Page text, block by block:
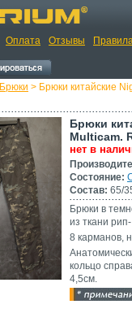
Оплата Отзывы
Брюки > Брюки китайские
Брюки
Multicam.
нет в
Состояние:
Состав: 65/
Брюки в
из ткани
8 карманов,
кольцо
4,5см.